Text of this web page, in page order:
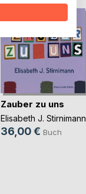
Zauber zu uns
Elisabeth J. Stirnimann
36,00 € Buch